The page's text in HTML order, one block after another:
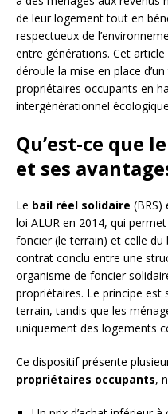
de leur logement tout en
respectueux de
entre générations. Cet
déroule la mise en place
propriétaires occupants en
intergénérationnel
Qu’est-ce que
et ses
Le bail réel solidaire (BRS)
loi ALUR en 2014, qui
foncier (le terrain) et celle du
contrat conclu entre une
organisme de foncier
propriétaires. Le principe est
terrain, tandis que les
uniquement des logements
Ce dispositif présente
propriétaires occupants,